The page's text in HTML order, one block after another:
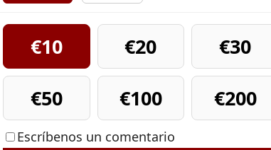
€10 €20
€30
€50
€100 €200
Escríbenos un comentario